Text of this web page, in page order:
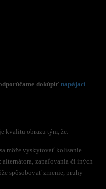
dokúpiťnapájací
kvalitu obrazu tým, že:
môže vyskytovať kolísanie
alternátora, zapaľovania či iných
spôsobovať zrnenie, pruhy